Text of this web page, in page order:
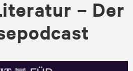
– Der